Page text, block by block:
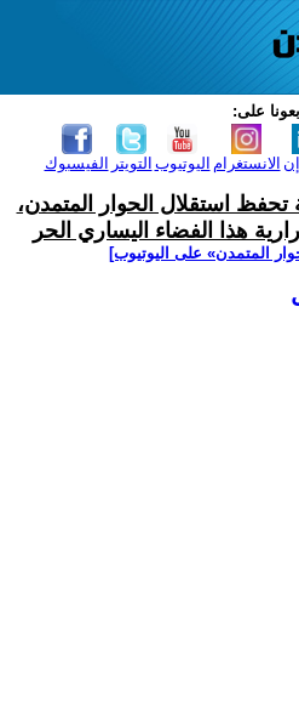
على:
الفيسبوك التويتر اليوتيوب الانستغرام
تحفظ استقلال الحوار المتمدن،
هذا الفضاء اليساري الحر
المتمدن» على اليوتيوب]